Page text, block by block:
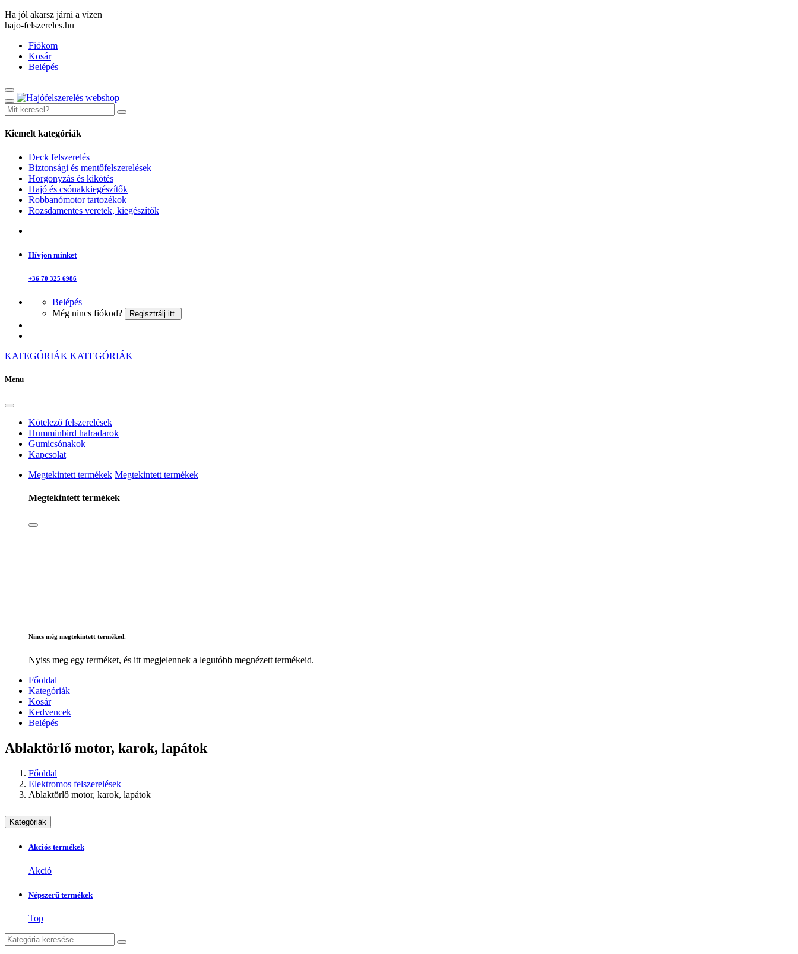
Ha jól akarsz járni a vízen
hajo-felszereles.hu
Fiókom
Kosár
Belépés
Kiemelt kategóriák
Deck felszerelés
Biztonsági és mentőfelszerelések
Horgonyzás és kikötés
Hajó és csónakkiegészítők
Robbanómotor tartozékok
Rozsdamentes veretek, kiegészítők
Hívjon minket
+36 70 325 6986
Belépés
Még nincs fiókod?
Regisztrálj itt.
KATEGÓRIÁK KATEGÓRIÁK
Menu
Kötelező felszerelések
Humminbird halradarok
Gumicsónakok
Kapcsolat
Megtekintett termékek Megtekintett termékek
Megtekintett termékek
Nincs még megtekintett terméked.
Nyiss meg egy terméket, és itt megjelennek a legutóbb megnézett termékeid.
Főoldal
Kategóriák
Kosár
Kedvencek
Belépés
Ablaktörlő motor, karok, lapátok
Főoldal
Elektromos felszerelések
Ablaktörlő motor, karok, lapátok
Kategóriák
Akciós termékek
Akció
Népszerű termékek
Top